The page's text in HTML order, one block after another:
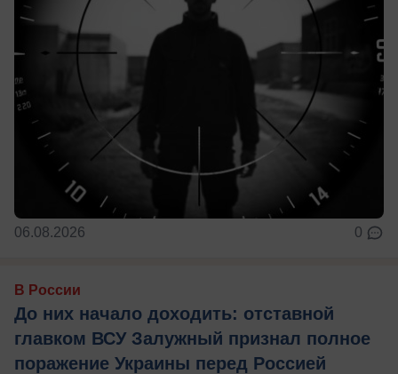
06.08.2026 0
В России
До них начало доходить: отставной
главком ВСУ Залужный признал полное
поражение Украины перед Россией